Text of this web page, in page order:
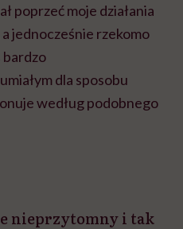
poprzeć moje działania
jednocześnie rzekomo
bardzo
dla sposobu
według podobnego
nieprzytomny i tak